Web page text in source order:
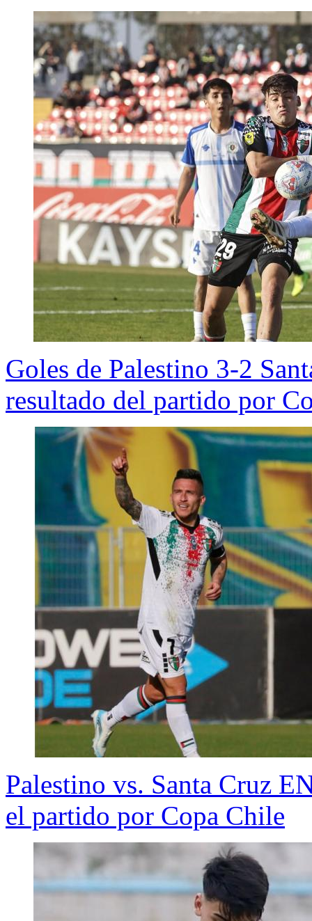
Goles de Palestino 3-2
resultado del partido por
Palestino vs. Santa Cruz
el partido por Copa Chile